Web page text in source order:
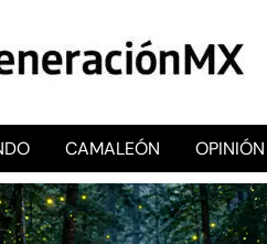
libre e independiente
CAMALEÓN OPINIÓN